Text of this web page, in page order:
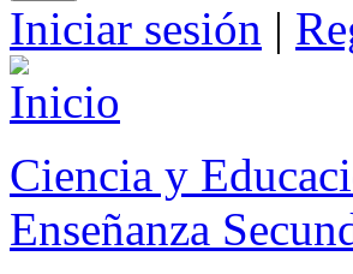
Iniciar sesión |
Ciencia y
Enseñanza